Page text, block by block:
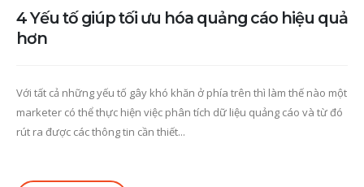
4 Yếu tố giúp tối ưu hóa quảng cáo hiệu quả
hơn
Với tất cả những yếu tố gây khó khăn ở phía trên thì làm thế nào một
marketer có thể thực hiện việc phân tích dữ liệu quảng cáo và từ đó
rút ra được các thông tin cần thiết...